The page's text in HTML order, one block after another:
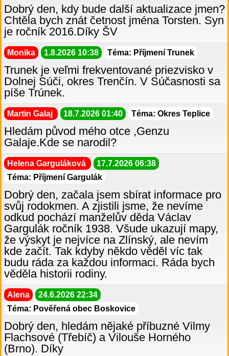
Dobrý den, kdy bude další aktualizace jmen?
Chtěla bych znát četnost jména Torsten. Syn
je ročník 2016.Díky ŠV
Monika 1.8.2026 10:38 Téma: Příjmení Trunek
Trunek je veľmi frekventované priezvisko v
Dolnej Súči, okres Trenčín. V Súčasnosti sa
píše Trúnek.
Martin Galaj 18.7.2026 01:40 Téma: Okres Teplice
Hledám původ mého otce ,Genzu
Galaje.Kde se narodil?
Helena Garguláková
17.7.2026 06:38
Téma: Příjmení Gargulák
Dobrý den, začala jsem sbírat informace pro
svůj rodokmen. A zjistili jsme, že nevíme
odkud pochází manželův děda Václav
Gargulák ročník 1938. Všude ukazují mapy,
že výskyt je nejvíce na Zlínský, ale nevím
kde začít. Tak kdyby někdo věděl víc tak
budu ráda za každou informaci. Ráda bych
věděla historii rodiny.
Alena
24.6.2026 22:34
Téma: Pověřená obec Boskovice
Dobrý den, hledám nějaké příbuzné Vilmy
Flachsové (Třebíč) a Vilouše Horného
(Brno). Díky